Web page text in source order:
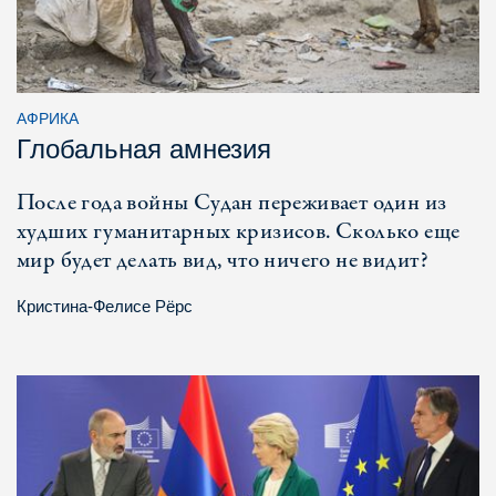
АФРИКА
Глобальная амнезия
После года войны Судан переживает один из
худших гуманитарных кризисов. Сколько еще
мир будет делать вид, что ничего не видит?
Кристина-Фелисе Рёрс